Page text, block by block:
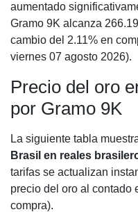
aumentado
Gramo 9K alcanza
cambio del 2.11% en
viernes 07 agosto 2026).
Precio del oro
por Gramo 9K
La siguiente tabla
Brasil en reales
tarifas se actualizan
precio del oro al contado
compra).